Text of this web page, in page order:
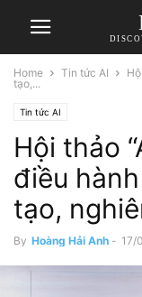
Home Tin tức AI
tạo,...
Tin tức AI
Hội thảo
điều
tạo,
By Hoàng Hải Anh - 17/